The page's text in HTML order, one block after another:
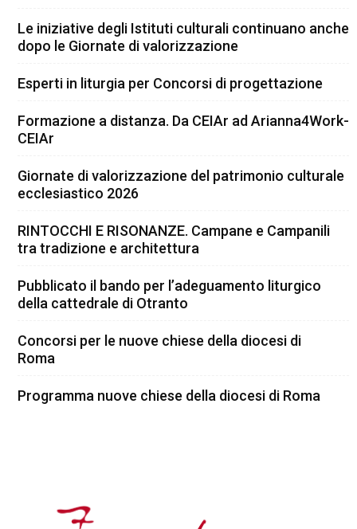
Le iniziative degli Istituti culturali continuano anche
dopo le Giornate di valorizzazione
Esperti in liturgia per Concorsi di progettazione
Formazione a distanza. Da CEIAr ad Arianna4Work-
CEIAr
Giornate di valorizzazione del patrimonio culturale
ecclesiastico 2026
RINTOCCHI E RISONANZE. Campane e Campanili
tra tradizione e architettura
Pubblicato il bando per l’adeguamento liturgico
della cattedrale di Otranto
Concorsi per le nuove chiese della diocesi di
Roma
Programma nuove chiese della diocesi di Roma